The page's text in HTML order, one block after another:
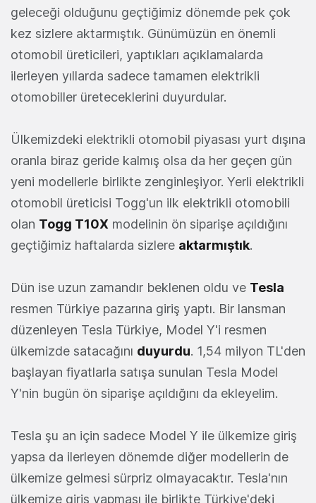
geleceği olduğunu geçtiğimiz dönemde pek çok
kez sizlere aktarmıştık. Günümüzün en önemli
otomobil üreticileri, yaptıkları açıklamalarda
ilerleyen yıllarda sadece tamamen elektrikli
otomobiller üreteceklerini duyurdular.
Ülkemizdeki elektrikli otomobil piyasası yurt dışına
oranla biraz geride kalmış olsa da her geçen gün
yeni modellerle birlikte zenginleşiyor. Yerli elektrikli
otomobil üreticisi Togg'un ilk elektrikli otomobili
olan Togg T10X modelinin ön siparişe açıldığını
geçtiğimiz haftalarda sizlere aktarmıştık.
Dün ise uzun zamandır beklenen oldu ve Tesla
resmen Türkiye pazarına giriş yaptı. Bir lansman
düzenleyen Tesla Türkiye, Model Y'i resmen
ülkemizde satacağını duyurdu. 1,54 milyon TL'den
başlayan fiyatlarla satışa sunulan Tesla Model
Y'nin bugün ön siparişe açıldığını da ekleyelim.
Tesla şu an için sadece Model Y ile ülkemize giriş
yapsa da ilerleyen dönemde diğer modellerin de
ülkemize gelmesi sürpriz olmayacaktır. Tesla'nın
ülkemize giriş yapması ile birlikte Türkiye'deki